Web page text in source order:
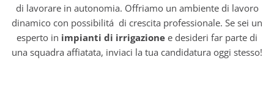
di lavorare in autonomia. Offriamo un ambiente di lavoro
dinamico con possibilitá di crescita professionale. Se sei un
esperto in impianti di irrigazione e desideri far parte di
una squadra affiatata, inviaci la tua candidatura oggi stesso!